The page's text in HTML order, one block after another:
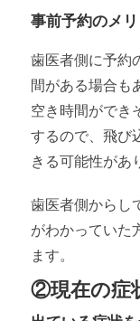
事前予約のメリ
歯医者側に予約
間がある場合も
空き時間ができ
するので、飛び
きる可能性があ
歯医者側からし
がわかっていた
ます。
②現在の症